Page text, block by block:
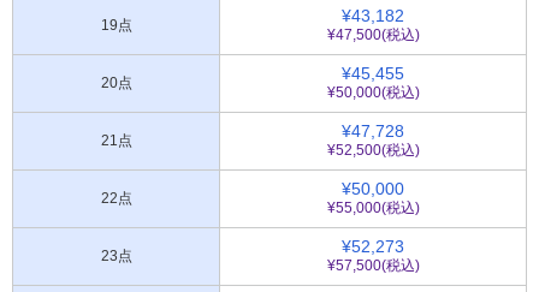
19点 ¥43,182
¥47,500(税込)
20点 ¥45,455
¥50,000(税込)
21点 ¥47,728
¥52,500(税込)
22点 ¥50,000
¥55,000(税込)
23点 ¥52,273
¥57,500(税込)